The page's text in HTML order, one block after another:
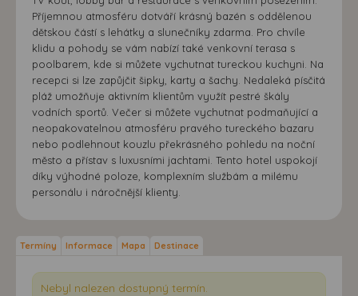
Příjemnou atmosféru dotváří krásný bazén s oddělenou
dětskou částí s lehátky a slunečníky zdarma. Pro chvíle
klidu a pohody se vám nabízí také venkovní terasa s
poolbarem, kde si můžete vychutnat tureckou kuchyni. Na
recepci si lze zapůjčit šipky, karty a šachy. Nedaleká písčitá
pláž umožňuje aktivním klientům využít pestré škály
vodních sportů. Večer si můžete vychutnat podmaňující a
neopakovatelnou atmosféru pravého tureckého bazaru
nebo podlehnout kouzlu překrásného pohledu na noční
město a přístav s luxusními jachtami. Tento hotel uspokojí
díky výhodné poloze, komplexním službám a milému
personálu i náročnější klienty.
Termíny Informace Mapa Destinace
Nebyl nalezen dostupný termín.